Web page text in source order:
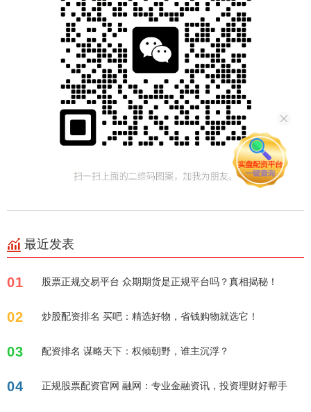
最近发表
01 股票正规交易平台 众期期货是正规平台吗？真相揭秘！
02 炒股配资排名 买吧：精选好物，省钱购物就选它！
03 配资排名 谋略天下：权倾朝野，谁主沉浮？
04 正规股票配资官网 融网：专业金融资讯，投资理财好帮手